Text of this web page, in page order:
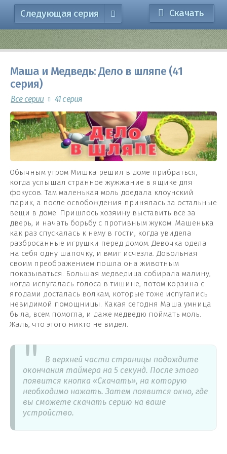
Следующая серия Скачать
Маша и Медведь: Дело в шляпе (41
серия)
Все серии 41 серия
Обычным утром Мишка решил в доме прибраться,
когда услышал странное жужжание в ящике для
фокусов. Там маленькая моль доедала клоунский
парик, а после освобождения принялась за остальные
вещи в доме. Пришлось хозяину выставить всё за
дверь, и начать борьбу с противным жуком. Машенька
как раз спускалась к нему в гости, когда увидела
разбросанные игрушки перед домом. Девочка одела
на себя одну шапочку, и вмиг исчезла. Довольная
своим преображением пошла она животным
показываться. Большая медведица собирала малину,
когда испугалась голоса в тишине, потом корзина с
ягодами досталась волкам, которые тоже испугались
невидимой помощницы. Какая сегодня Маша умница
была, всем помогла, и даже медведю поймать моль.
Жаль, что этого никто не видел.
В верхней части страницы подождите
окончания таймера на 5 секунд. После этого
появится кнопка «Скачать», на которую
необходимо нажать. Затем появится окно, где
вы сможете скачать серию на ваше
устройство.